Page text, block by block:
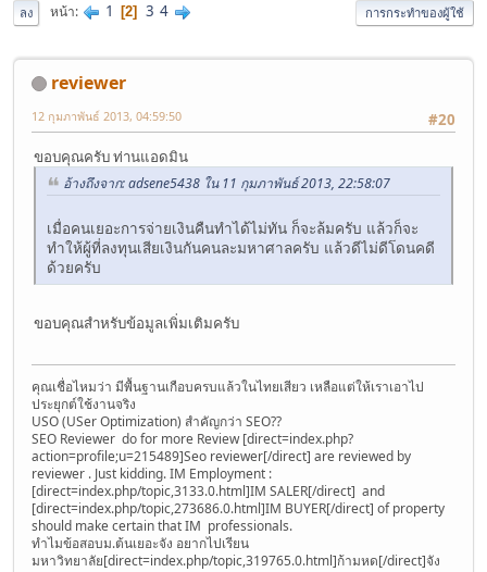
ลง หน้า 1 2 3 4 การกระทำของผู้ใช้
reviewer
#20
12 กุมภาพันธ์ 2013, 04:59:50
ขอบคุณครับ ท่านแอดมิน
อ้างถึงจาก: adsene5438 ใน 11 กุมภาพันธ์ 2013, 22:58:07
เมื่อคนเยอะการจ่ายเงินคืนทำได้ไม่ทัน ก็จะล้มครับ แล้วก็จะ
ทำให้ผู้ที่ลงทุนเสียเงินกันคนละมหาศาลครับ แล้วดีไม่ดีโดนคดี
ด้วยครับ
ขอบคุณสำหรับข้อมูลเพิ่มเติมครับ
คุณเชื่อไหมว่า มีพื้นฐานเกือบครบแล้วในไทยเสียว เหลือแต่ให้เราเอาไป
ประยุกต์ใช้งานจริง
USO (USer Optimization) สำคัญกว่า SEO??
SEO Reviewer do for more Review [direct=index.php?
action=profile;u=215489]Seo reviewer[/direct] are reviewed by
reviewer . Just kidding. IM Employment :
[direct=index.php/topic,3133.0.html]IM SALER[/direct] and
[direct=index.php/topic,273686.0.html]IM BUYER[/direct] of property
should make certain that IM professionals.
ทำไมข้อสอบม.ต้นเยอะจัง อยากไปเรียน
มหาวิทยาลัย[direct=index.php/topic,319765.0.html]ก้ามหด[/direct]จัง